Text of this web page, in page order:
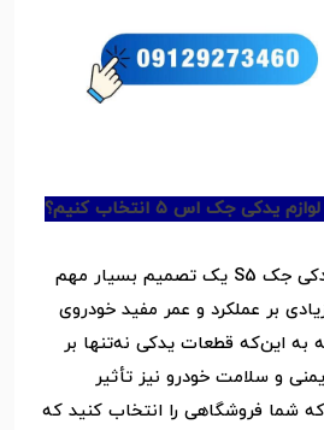
جک اس ۵ انتخاب کنیم؟
انتخاب فروشگاه لوازم یدکی جک S5 یک تصمیم بسیار مهم
بر عملکرد و عمر مفید خودروی
به این‌که قطعات یدکی نه‌تنها بر
و سلامت خودرو نیز تأثیر
شما فروشگاهی را انتخاب کنید که